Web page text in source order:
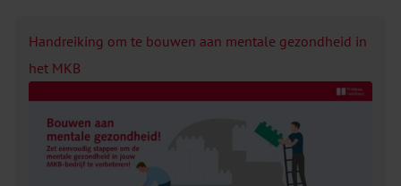
Handreiking om te bouwen aan mentale gezondheid in
het MKB